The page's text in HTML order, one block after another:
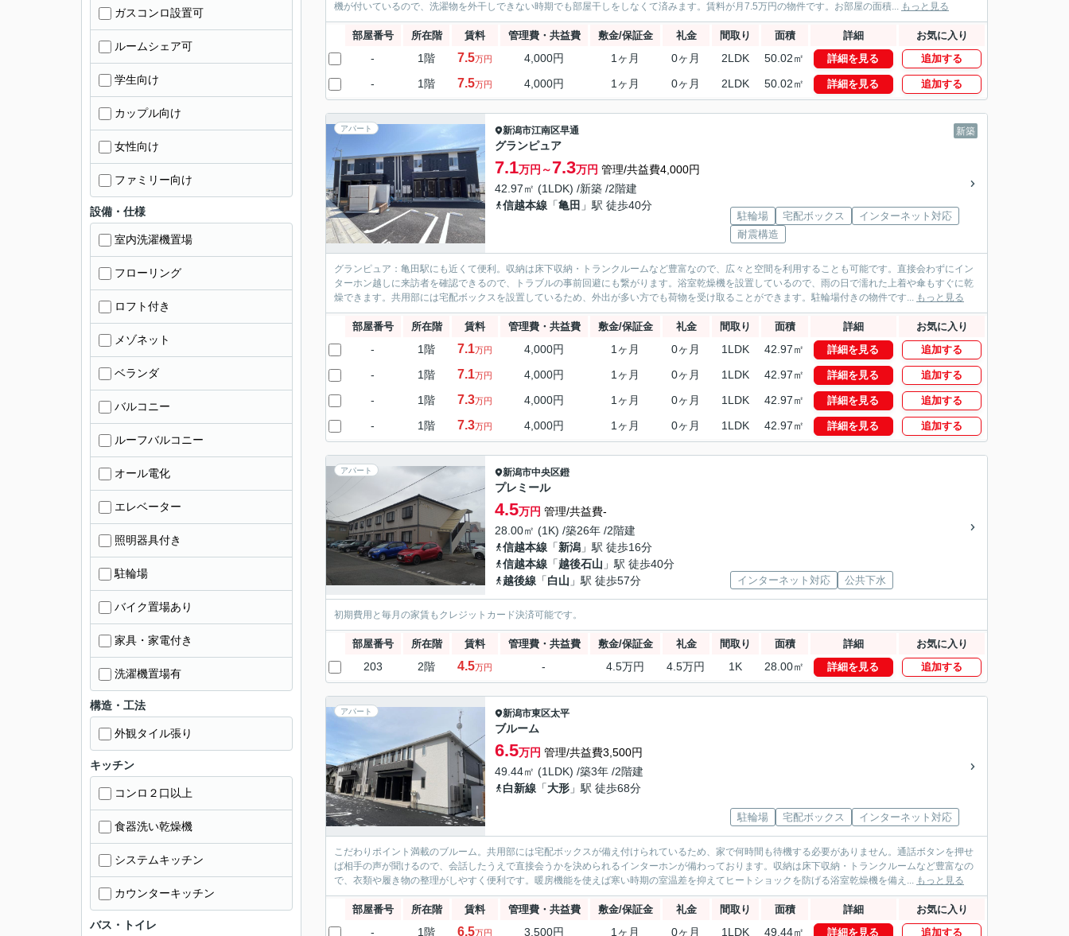
機が付いているので、洗濯物を外干しできない時期でも部屋干しをしなくて済みます。賃料が月7.5万円の物件です。お部屋の面積... もっと見る
部屋番号 所在階 賃料 管理費・共益費 敷金/保証金 礼金 間取り 面積 詳細 お気に入り
- 1階 7.5万円 4,000円 1ヶ月 0ヶ月 2LDK 50.02㎡ 詳細を見る 追加する
- 1階 7.5万円 4,000円 1ヶ月 0ヶ月 2LDK 50.02㎡ 詳細を見る 追加する
アパート 新築
新潟市江南区早通
グランピュア
7.1万円～7.3万円 管理/共益費4,000円
42.97㎡ (1LDK) /新築 /2階建
信越本線 「亀田 」駅 徒歩40分
駐輪場 宅配ボックス
インターネット対応
耐震構造
グランピュア：亀田駅にも近くて便利。収納は床下収納・トランクルームなど豊富なので、広々と空間を利用することも可能です。直接会わずにイン
ターホン越しに来訪者を確認できるので、トラブルの事前回避にも繋がります。浴室乾燥機を設置しているので、雨の日で濡れた上着や傘もすぐに乾
燥できます。共用部には宅配ボックスを設置しているため、外出が多い方でも荷物を受け取ることができます。駐輪場付きの物件です... もっと見る
部屋番号 所在階 賃料 管理費・共益費 敷金/保証金 礼金 間取り 面積 詳細 お気に入り
- 1階 7.1万円 4,000円 1ヶ月 0ヶ月 1LDK 42.97㎡ 詳細を見る 追加する
- 1階 7.1万円 4,000円 1ヶ月 0ヶ月 1LDK 42.97㎡ 詳細を見る 追加する
- 1階 7.3万円 4,000円 1ヶ月 0ヶ月 1LDK 42.97㎡ 詳細を見る 追加する
- 1階 7.3万円 4,000円 1ヶ月 0ヶ月 1LDK 42.97㎡ 詳細を見る 追加する
アパート 新潟市中央区鐙
プレミール
4.5万円 管理/共益費-
28.00㎡ (1K) /築26年 /2階建
信越本線 「新潟 」駅 徒歩16分
信越本線 「越後石山 」駅 徒歩40分
越後線 「白山 」駅 徒歩57分 インターネット対応 公共下水
初期費用と毎月の家賃もクレジットカード決済可能です。
部屋番号 所在階 賃料 管理費・共益費 敷金/保証金 礼金 間取り 面積 詳細 お気に入り
203 2階 4.5万円 - 4.5万円 4.5万円 1K 28.00㎡ 詳細を見る 追加する
アパート 新潟市東区太平
ブルーム
6.5万円 管理/共益費3,500円
49.44㎡ (1LDK) /築3年 /2階建
白新線 「大形 」駅 徒歩68分
駐輪場 宅配ボックス インターネット対応
こだわりポイント満載のブルーム。共用部には宅配ボックスが備え付けられているため、家で何時間も待機する必要がありません。通話ボタンを押せ
ば相手の声が聞けるので、会話したうえで直接会うかを決められるインターホンが備わっております。収納は床下収納・トランクルームなど豊富なの
で、衣類や履き物の整理がしやすく便利です。暖房機能を使えば寒い時期の室温差を抑えてヒートショックを防げる浴室乾燥機を備え... もっと見る
部屋番号 所在階 賃料 管理費・共益費 敷金/保証金 礼金 間取り 面積 詳細 お気に入り
- 1階 6.5万円 3,500円 1ヶ月 0ヶ月 1LDK 49.44㎡ 詳細を見る 追加する
ガスコンロ設置可
ルームシェア可
学生向け
カップル向け
女性向け
ファミリー向け
設備・仕様
室内洗濯機置場
フローリング
ロフト付き
メゾネット
ベランダ
バルコニー
ルーフバルコニー
オール電化
エレベーター
照明器具付き
駐輪場
バイク置場あり
家具・家電付き
洗濯機置場有
構造・工法
外観タイル張り
キッチン
コンロ２口以上
食器洗い乾燥機
システムキッチン
カウンターキッチン
バス・トイレ